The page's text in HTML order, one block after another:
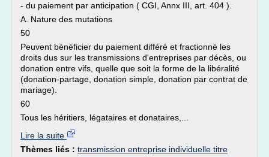
- du paiement par anticipation ( CGI, Annx III, art. 404 ).
A. Nature des mutations
50
Peuvent bénéficier du paiement différé et fractionné les
droits dus sur les transmissions d'entreprises par décès, ou
donation entre vifs, quelle que soit la forme de la libéralité
(donation-partage, donation simple, donation par contrat de
mariage).
60
Tous les héritiers, légataires et donataires,...
Lire la suite
Thèmes liés : transmission entreprise individuelle titre